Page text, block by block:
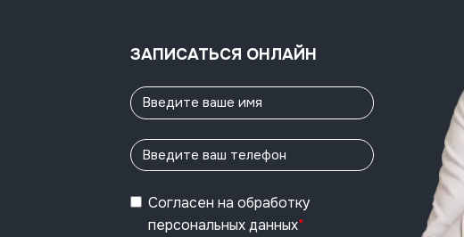
ЗАПИСАТЬСЯ ОНЛАЙН
Согласен на обработку
персональных данных*